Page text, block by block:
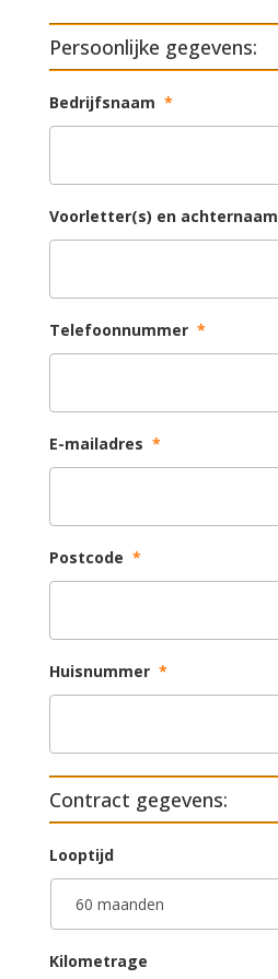
Persoonlijke gegevens:
Bedrijfsnaam *
Voorletter(s) en achternaam
Telefoonnummer *
E-mailadres *
Postcode *
Huisnummer *
Contract gegevens:
Looptijd
Kilometrage